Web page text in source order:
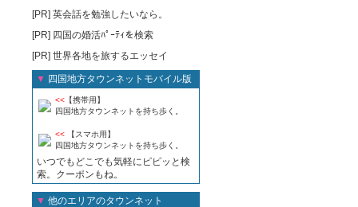
[PR] 英会話を勉強したいなら。
[PR] 四国の婚活ﾊﾟｰﾃｨを検索
[PR] 世界各地を旅するエッセイ
▼ 四国地方タウンネットモバイル版
<< 【携帯用】
四国地方タウンネットを持ち歩く。
<< 【スマホ用】
四国地方タウンネットを持ち歩く。
いつでもどこでも気軽にピピッと検
索。クーポンもね。
▼ 他のエリアのタウンネット